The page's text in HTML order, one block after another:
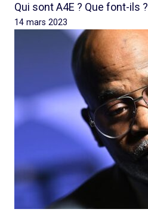
Qui sont A4E ? Que font-ils ?
14 mars 2023